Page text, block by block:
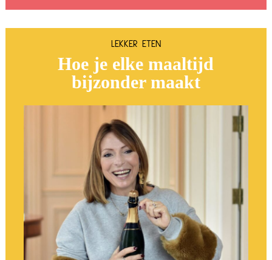
LEKKER ETEN
Hoe je elke maaltijd
bijzonder maakt